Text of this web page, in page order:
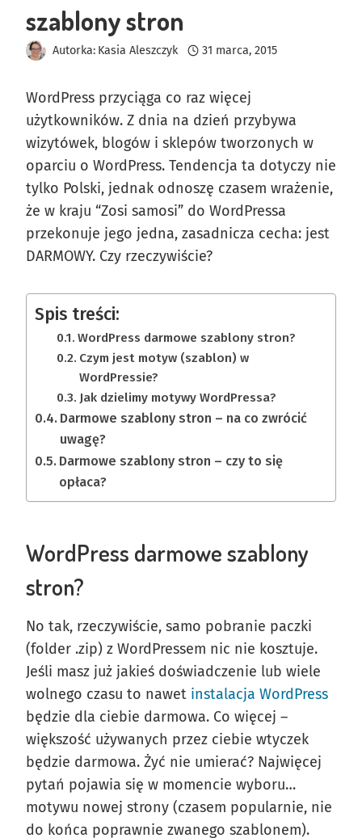
szablony stron
Autorka: Kasia Aleszczyk 31 marca, 2015
WordPress przyciąga co raz więcej
użytkowników. Z dnia na dzień przybywa
wizytówek, blogów i sklepów tworzonych w
oparciu o WordPress. Tendencja ta dotyczy nie
tylko Polski, jednak odnoszę czasem wrażenie,
że w kraju “Zosi samosi” do WordPressa
przekonuje jego jedna, zasadnicza cecha: jest
DARMOWY. Czy rzeczywiście?
Spis treści:
WordPress darmowe szablony stron?
Czym jest motyw (szablon) w
WordPressie?
Jak dzielimy motywy WordPressa?
Darmowe szablony stron – na co zwrócić
uwagę?
Darmowe szablony stron – czy to się
opłaca?
WordPress darmowe szablony
stron?
No tak, rzeczywiście, samo pobranie paczki
(folder .zip) z WordPressem nic nie kosztuje.
Jeśli masz już jakieś doświadczenie lub wiele
wolnego czasu to nawet instalacja WordPress
będzie dla ciebie darmowa. Co więcej –
większość używanych przez ciebie wtyczek
będzie darmowa. Żyć nie umierać? Najwięcej
pytań pojawia się w momencie wyboru…
motywu nowej strony (czasem popularnie, nie
do końca poprawnie zwanego szablonem).